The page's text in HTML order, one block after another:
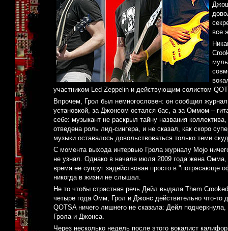
все
участником Led Zeppelin и действующим солистом
Впрочем, Грол был немногословен: он сообщил
установкой, за Джонсом остался бас, а за Оммом –
себе: музыкант не раскрыл тайну названия
отведена роль лид-сингера, и не сказал, как скоро
музыки оставалось довольствоваться только теми
С момента выхода интервью Грола журналу Mojo
не узнал. Однако в начале июля 2009 года жена
время ее супруг задействован просто в "потрясающе
никогда в жизни не слышал.
Не то чтобы страстная речь Дейл выдала Them
четыре года Омм, Грол и Джонс действительно что-то
QOTSA ничего лишнего не сказала: Дейл
Грола и Джонса.
Через несколько недель после этого вокалист